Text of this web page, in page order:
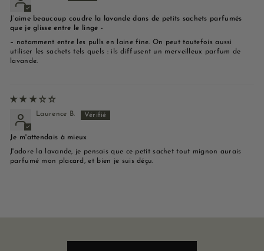
J’aime beaucoup coudre la lavande dans de petits sachets parfumés
que je glisse entre le linge -
– notamment entre les pulls en laine fine. On peut toutefois aussi
utiliser les sachets tels quels : ils diffusent un merveilleux parfum de
lavande.
Laurence B.
Je m'attendais à mieux
J'adore la lavande, je pensais que ce petit sachet tout mignon aurais
parfumé mon placard, et bien je suis déçu.